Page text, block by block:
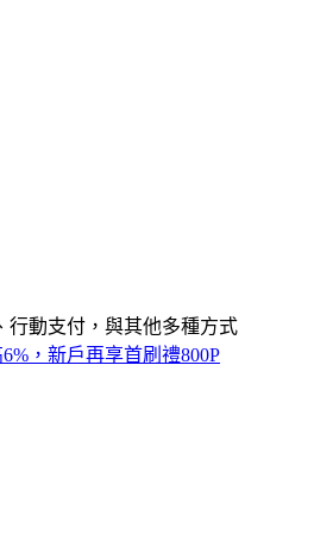
行動支付，與其他多種方式
，新戶再享首刷禮800P